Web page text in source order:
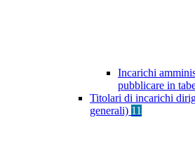
Incarichi
pubblicare in
Titolari di incarichi
generali) 11